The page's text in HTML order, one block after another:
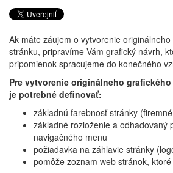
Ak máte záujem o vytvorenie
stránku, pripravíme Vám grafický návrh,
pripomienok spracujeme do konečného
Pre vytvorenie originálneho
je potrebné definovať:
základnú farebnosť stránky
základné rozloženie a odhadovaný
navigačného menu
požiadavka na záhlavie stránky
pomôže zoznam web stránok,